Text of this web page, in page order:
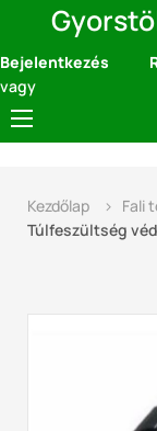
Bejelentkezés
vagy
Navigáció
kapcsolása
☰
Kezdőlap
Fali
Túlfeszültség